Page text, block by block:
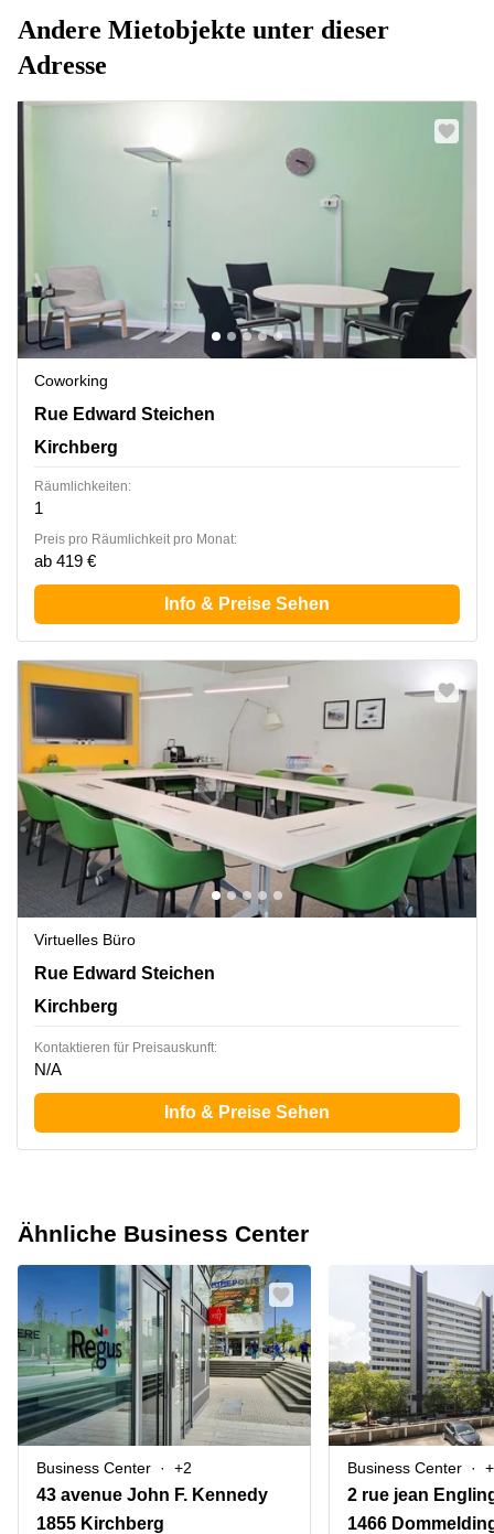
Andere Mietobjekte unter dieser
Adresse
Coworking
2 Rue Edward Steichen,1<sup>er</sup> étage de
Rue Edward Steichen
Kirchberg
Räumlichkeiten:
1
Preis pro Räumlichkeit pro Monat:
ab 419 €
Info & Preise Sehen
Virtuelles Büro
2 Rue Edward Steichen,1<sup>er</sup> étage de
Rue Edward Steichen
Kirchberg
Kontaktieren für Preisauskunft:
N/A
Info & Preise Sehen
Ähnliche Business Center
Business Center +2
43 avenue John F. Kennedy
1855 Kirchberg
Business Center
2 rue jean
1466